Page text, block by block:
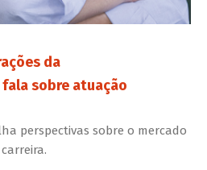
da
sobre atuação
perspectivas sobre o mercado